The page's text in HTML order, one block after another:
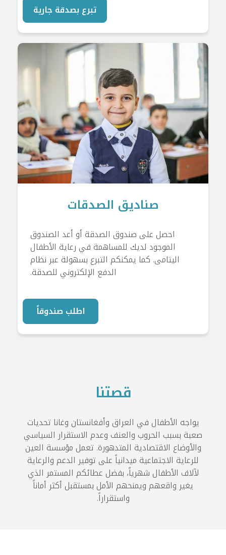
تبرع بصدقة جارية
صناديق الصدقات
احصل على صندوق الصدقة أو أعد الصندوق
الموجود لديك للمساهمة في رعاية الأطفال
اليتامى. كما يمكنكم التبرع بسهولة عبر نظام
الدفع الإلكتروني للصدقة.
اطلب صندوقاً
قصتنا
يواجه الأطفال في العراق وأفغانستان وغانا تحديات
صعبة بسبب الحروب والعنف وعدم الاستقرار السياسي
والأوضاع الاقتصادية المتدهورة. تعمل مؤسسة العين
للرعاية الاجتماعية ميدانياً على توفير الدعم والرعاية
لآلاف الأطفال شهرياً، بفضل عطائكم المستمر الذي
يغير واقعهم ويمنحهم الأمل بمستقبل أكثر أماناً
واستقراراً.